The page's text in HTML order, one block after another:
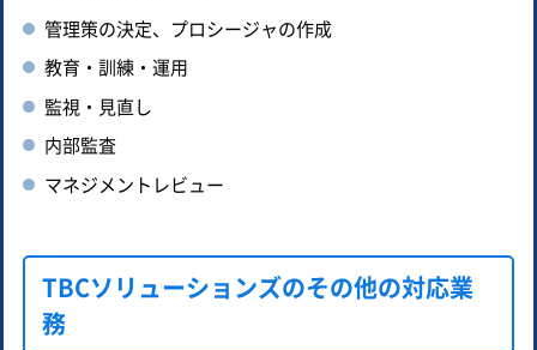
管理策の決定、プロシージャの作成
教育・訓練・運用
監視・見直し
内部監査
マネジメントレビュー
TBCソリューションズのその他の対応業
務